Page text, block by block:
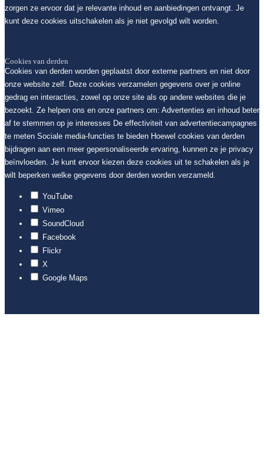
zorgen ze ervoor dat je relevante inhoud en aanbiedingen ontvangt. Je
kunt deze cookies uitschakelen als je niet gevolgd wilt worden.
Cookies van derden
Cookies van derden worden geplaatst door externe partners en niet door
onze website zelf. Deze cookies verzamelen gegevens over je online
gedrag en interacties, zowel op onze site als op andere websites die je
bezoekt. Ze helpen ons en onze partners om: Advertenties en inhoud beter
af te stemmen op je interesses De effectiviteit van advertentiecampagnes
te meten Sociale media-functies te bieden Hoewel cookies van derden
bijdragen aan een meer gepersonaliseerde ervaring, kunnen ze je privacy
beïnvloeden. Je kunt ervoor kiezen deze cookies uit te schakelen als je
wilt beperken welke gegevens door derden worden verzameld.
YouTube
Vimeo
SoundCloud
Facebook
Flickr
X
Google Maps